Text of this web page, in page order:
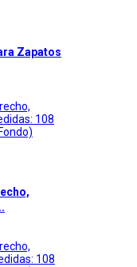
Zapatos